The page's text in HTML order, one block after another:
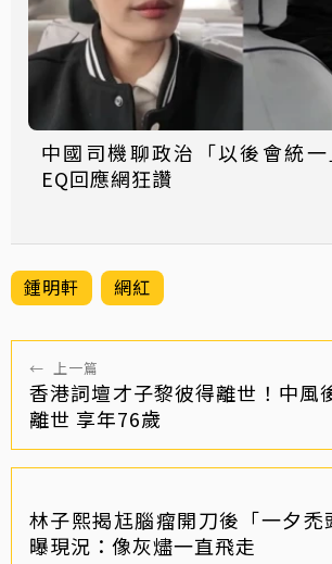
中國司機聊政治「以後會統
EQ回應網狂讚
鍾明軒 網紅
← 上一篇
香港詞壇才子黎彼得離世！中風
離世 享年76歲
林子熙揭尪腦瘤開刀後「一夕禿
曝現況：像灰燼一直飛走